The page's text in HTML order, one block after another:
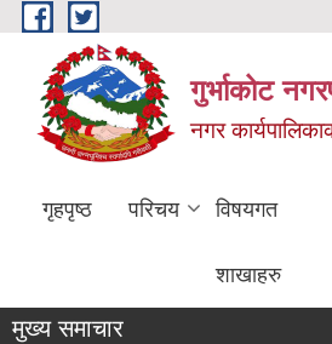
Skip to main content
गुर्भाकोट
नगर
गृहपृष्ठ परिचय विषयगत
शाखाहरु
मुख्य समाचार